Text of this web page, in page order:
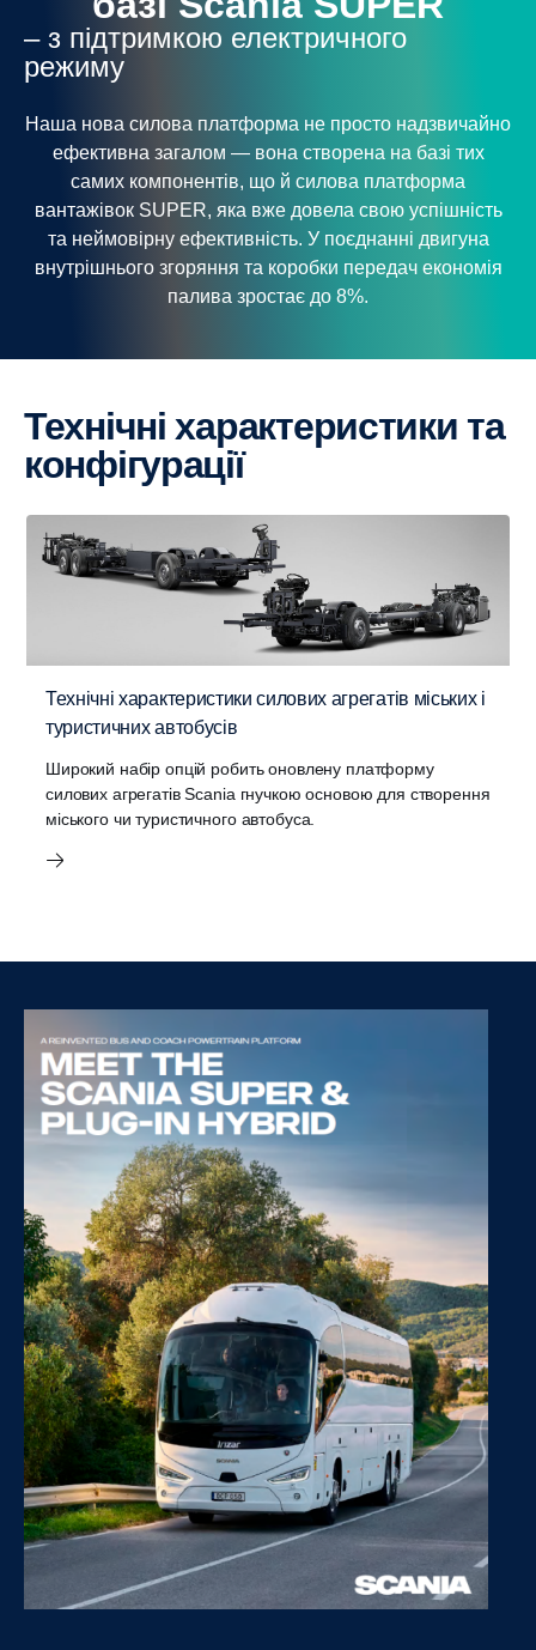
– з підтримкою електричного
режиму
Наша нова силова платформа не просто надзвичайно
ефективна загалом — вона створена на базі тих
самих компонентів, що й силова платформа
вантажівок SUPER, яка вже довела свою успішність
та неймовірну ефективність. У поєднанні двигуна
внутрішнього згоряння та коробки передач економія
палива зростає до 8%.
Технічні характеристики та
конфігурації
Технічні характеристики силових агрегатів міських і
туристичних автобусів
Широкий набір опцій робить оновлену платформу
силових агрегатів Scania гнучкою основою для створення
міського чи туристичного автобуса.